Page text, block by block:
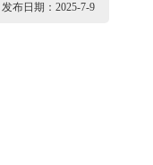
发布日期：2025-7-9